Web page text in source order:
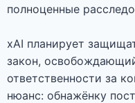
полноценные
xAI планирует
закон,
ответственности за
нюанс: обнажёнку